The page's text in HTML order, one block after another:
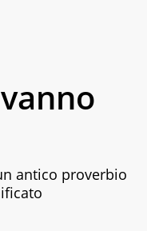
antico proverbio